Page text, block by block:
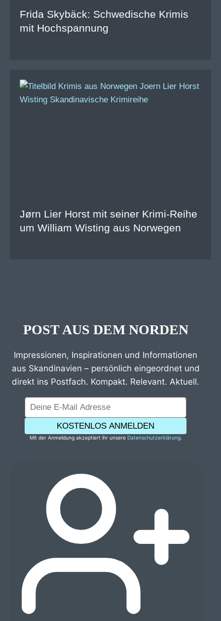
Frida Skybäck: Schwedische Krimis
mit Hochspannung
Jørn Lier Horst mit seiner Krimi-Reihe
um William Wisting aus Norwegen
POST AUS DEM NORDEN
Impressionen, Inspirationen und Informationen
aus Skandinavien – persönlich eingeordnet und
direkt ins Postfach. Kompakt. Relevant. Aktuell.
KOSTENLOS ANMELDEN
Mit der Anmeldung akzeptiert ihr unsere Datenschutzerklärung.